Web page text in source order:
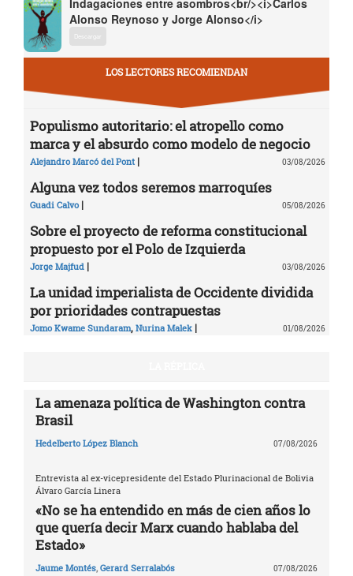
Alonso Reynoso y Jorge Alonso</i>
Descargar
LOS LECTORES RECOMIENDAN
Populismo autoritario: el atropello como
marca y el absurdo como modelo de negocio
Alejandro Marcó del Pont | 03/08/2026
Alguna vez todos seremos marroquíes
Guadi Calvo | 05/08/2026
Sobre el proyecto de reforma constitucional
propuesto por el Polo de Izquierda
Jorge Majfud | 03/08/2026
La unidad imperialista de Occidente dividida
por prioridades contrapuestas
Jomo Kwame Sundaram, Nurina Malek | 01/08/2026
La amenaza política de Washington contra
Brasil
Hedelberto López Blanch 07/08/2026
Entrevista al ex-vicepresidente del Estado Plurinacional de Bolivia
Álvaro García Linera
«No se ha entendido en más de cien años lo
que quería decir Marx cuando hablaba del
Estado»
Jaume Montés, Gerard Serralabós 07/08/2026